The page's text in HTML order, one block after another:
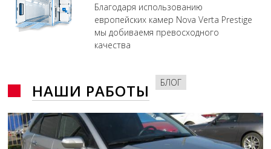
Благодаря использованию
европейских камер Nova Verta Prestige
мы добиваемя превосходного
качества
НАШИ РАБОТЫ БЛОГ